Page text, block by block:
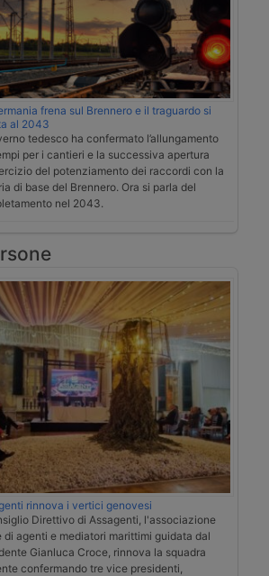
frena sul Brennero e il traguardo si
al 2043
tedesco ha confermato l’allungamento
per i cantieri e la successiva apertura
del potenziamento dei raccordi con la
di base del Brennero. Ora si parla del
nel 2043.
rinnova i vertici genovesi
Direttivo di Assagenti, l'associazione
di agenti e mediatori marittimi guidata dal
Gianluca Croce, rinnova la squadra
confermando tre vice presidenti,